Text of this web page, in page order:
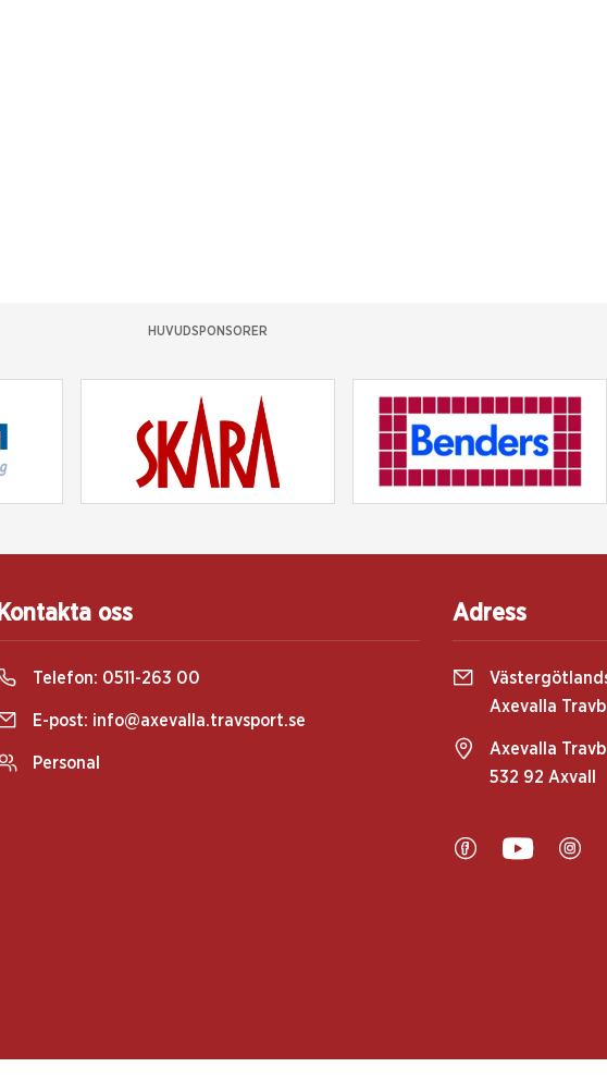
HUVUDSPONSORER
Kontakta oss
Telefon: 0511-263 00
E-post: info@axevalla.travsport.se
Personal
Adress
Axevalla
Axevalla
532 92 Axvall